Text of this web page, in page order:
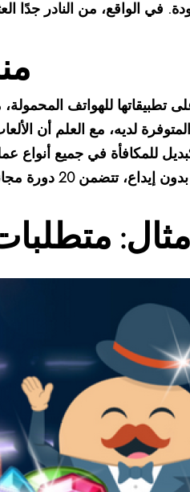
للهواتف المحمولة،
ألعاب السلوتس المتوفرة لديه، مع
كبديل للمكافأة في جميع أنواع